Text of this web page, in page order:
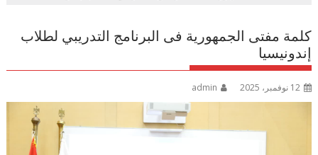
كلمة مفتى الجمهورية فى البرنامج التدريبي لطلاب
إندونيسيا
12 نوفمبر، 2025 admin